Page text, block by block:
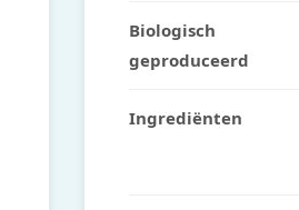
Biologisch
geproduceerd
Ingrediënten